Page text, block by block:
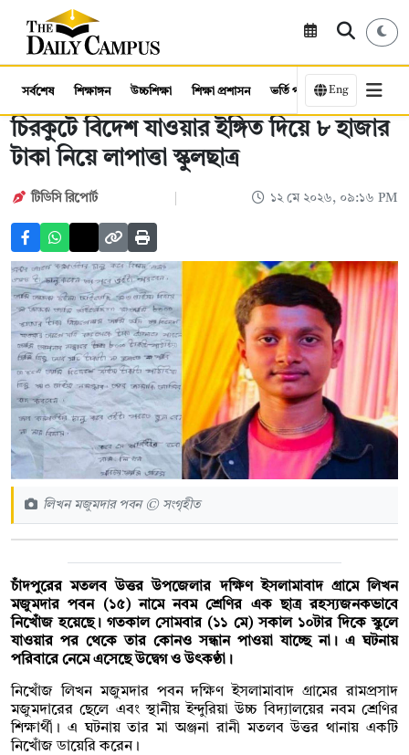
সর্বশেষ শিক্ষাঙ্গন উচ্চশিক্ষা শিক্ষা প্রশাসন ভর্তি পরীক্ষা কর্মসংস্থান
Eng
চিরকুটে বিদেশ যাওয়ার ইঙ্গিত দিয়ে ৮ হাজার
টাকা নিয়ে লাপাত্তা স্কুলছাত্র
টিডিসি রিপোর্ট ১২ মে ২০২৬, ০৯:১৬ PM
লিখন মজুমদার পবন © সংগৃহীত
চাঁদপুরের মতলব উত্তর উপজেলার দক্ষিণ ইসলামাবাদ গ্রামে লিখন
মজুমদার পবন (১৫) নামে নবম শ্রেণির এক ছাত্র রহস্যজনকভাবে
নিখোঁজ হয়েছে। গতকাল সোমবার (১১ মে) সকাল ১০টার দিকে স্কুলে
যাওয়ার পর থেকে তার কোনও সন্ধান পাওয়া যাচ্ছে না। এ ঘটনায়
পরিবারে নেমে এসেছে উদ্বেগ ও উৎকণ্ঠা।
নিখোঁজ লিখন মজুমদার পবন দক্ষিণ ইসলামাবাদ গ্রামের রামপ্রসাদ
মজুমদারের ছেলে এবং স্থানীয় ইন্দুরিয়া উচ্চ বিদ্যালয়ের নবম শ্রেণির
শিক্ষার্থী। এ ঘটনায় তার মা অঞ্জনা রানী মতলব উত্তর থানায় একটি
নিখোঁজ ডায়েরি করেন।